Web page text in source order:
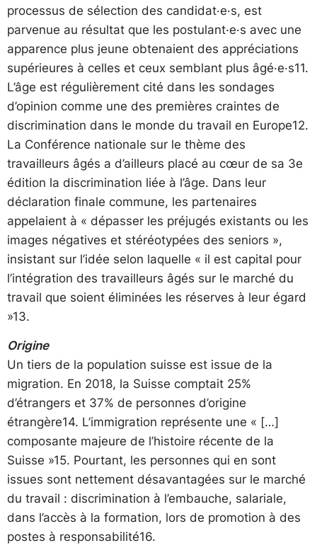
processus de sélection des candidat·e·s, est
parvenue au résultat que les postulant·e·s avec une
apparence plus jeune obtenaient des appréciations
supérieures à celles et ceux semblant plus âgé·e·s11.
L’âge est régulièrement cité dans les sondages
d’opinion comme une des premières craintes de
discrimination dans le monde du travail en Europe12.
La Conférence nationale sur le thème des
travailleurs âgés a d’ailleurs placé au cœur de sa 3e
édition la discrimination liée à l’âge. Dans leur
déclaration finale commune, les partenaires
appelaient à « dépasser les préjugés existants ou les
images négatives et stéréotypées des seniors »,
insistant sur l’idée selon laquelle « il est capital pour
l’intégration des travailleurs âgés sur le marché du
travail que soient éliminées les réserves à leur égard
»13.
Origine
Un tiers de la population suisse est issue de la
migration. En 2018, la Suisse comptait 25%
d’étrangers et 37% de personnes d’origine
étrangère14. L’immigration représente une « […]
composante majeure de l’histoire récente de la
Suisse »15. Pourtant, les personnes qui en sont
issues sont nettement désavantagées sur le marché
du travail : discrimination à l’embauche, salariale,
dans l’accès à la formation, lors de promotion à des
postes à responsabilité16.